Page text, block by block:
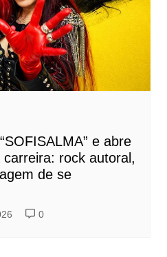
e abre
rock autoral,
de se
0